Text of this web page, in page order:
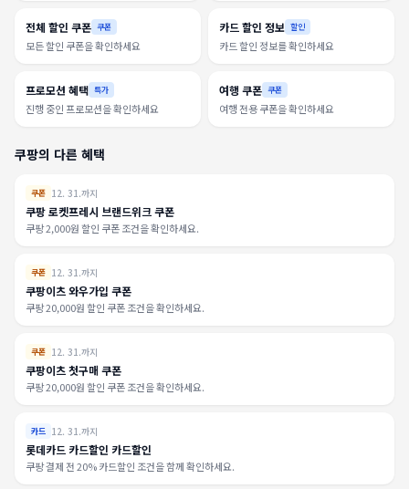
전체 할인 쿠폰 쿠폰
모든 할인 쿠폰을 확인하세요
카드 할인 정보 할인
카드 할인 정보를 확인하세요
프로모션 혜택 특가
진행 중인 프로모션을 확인하세요
여행 쿠폰 쿠폰
여행 전용 쿠폰을 확인하세요
쿠팡의 다른 혜택
쿠폰 12. 31.까지
쿠팡 로켓프레시 브랜드위크 쿠폰
쿠팡 2,000원 할인 쿠폰 조건을 확인하세요.
쿠폰 12. 31.까지
쿠팡이츠 와우가입 쿠폰
쿠팡 20,000원 할인 쿠폰 조건을 확인하세요.
쿠폰 12. 31.까지
쿠팡이츠 첫구매 쿠폰
쿠팡 20,000원 할인 쿠폰 조건을 확인하세요.
카드 12. 31.까지
롯데카드 카드할인 카드할인
쿠팡 결제 전 20% 카드할인 조건을 함께 확인하세요.